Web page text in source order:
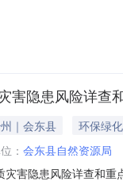
供应商名称供应商
害隐患风险详
｜会东县
环保绿化
： 会东县自然资源局
害隐患风险详查和